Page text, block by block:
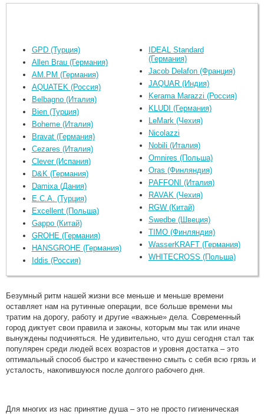
GPD (Турция)
Allen Brau (Германия)
AM.PM (Германия)
AQUATEK (Россия)
Belbagno (Италия)
Bien (Турция)
Boheme (Италия)
Bravat (Германия)
Cezares (Италия)
Clever (Испания)
D&K (Германия)
Damixa (Дания)
E.C.A. (Турция)
Excellent (Польша)
Gappo (Китай)
GROHE (Германия)
HANSGROHE (Германия)
Iddis (Россия)
IDEAL Standard
(Германия)
Jacob Delafon (Франция)
JAQUAR (Индия)
Kerama Marazzi (Россия)
KLUDI (Германия)
LeMark (Чехия)
Nicolazzi
Nobili (Италия)
Omnires (Польша)
Oras (Финляндия)
PAFFONI (Италия)
RAVAK (Чехия)
RGW (Китай)
Swedbe (Швеция)
TIMO (Финляндия)
WasserKRAFT (Германия)
WHITECROSS (Польша)
Безумный ритм нашей жизни все меньше и меньше времени
оставляет нам на рутинные операции, все больше времени мы
тратим на дорогу, работу и другие «важные» дела. Современный
город диктует свои правила и законы, которым мы так или иначе
вынуждены подчиняться. Не удивительно, что душ сегодня стал так
популярен среди людей всех возрастов и уровня достатка – это
оптимальный способ быстро и качественно смыть с себя всю грязь и
усталость, накопившуюся после долгого рабочего дня.
Для многих из нас принятие душа – это не просто гигиеническая